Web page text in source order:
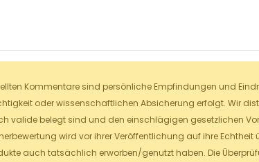
Kommentare sind persönliche Empfindungen und
oder wissenschaftlichen Absicherung erfolgt. Wir
valide belegt sind und den einschlägigen gesetzlichen
wird vor ihrer Veröffentlichung auf ihre
auch tatsächlich erworben/genutzt haben. Die